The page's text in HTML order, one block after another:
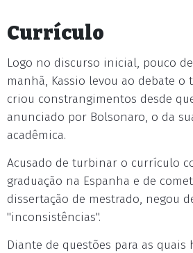
Currículo
Logo no discurso inicial, pouco
manhã, Kassio levou ao debate o
criou constrangimentos desde
anunciado por Bolsonaro, o da
acadêmica.
Acusado de turbinar o currículo
graduação na Espanha e de
dissertação de mestrado, negou
"inconsistências".
Diante de questões para as quais